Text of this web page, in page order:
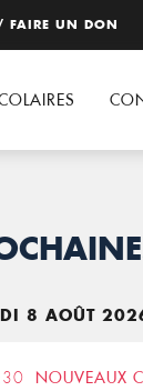
FAIRE UN DON
8 AOÛT
NOUVEAUX